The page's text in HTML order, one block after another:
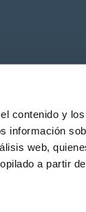
contenido y
información
web,
a partir
Noticias